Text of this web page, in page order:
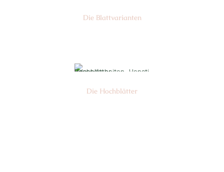
Die Blattvarianten
Die Hochblätter